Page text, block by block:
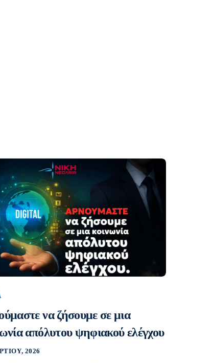
να ζήσουμε σε μια
απόλυτου ψηφιακού ελέγχου
2026